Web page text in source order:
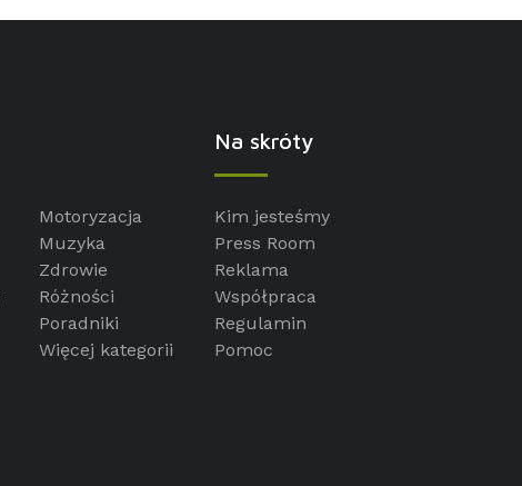
Motoryzacja
Muzyka
Zdrowie
Różności
Poradniki
Więcej kategorii
Na skróty
Kim jesteśmy
Press Room
Reklama
Współpraca
Regulamin
Pomoc